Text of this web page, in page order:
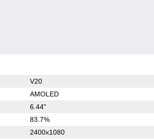
V20
AMOLED
6.44"
83.7%
2400x1080